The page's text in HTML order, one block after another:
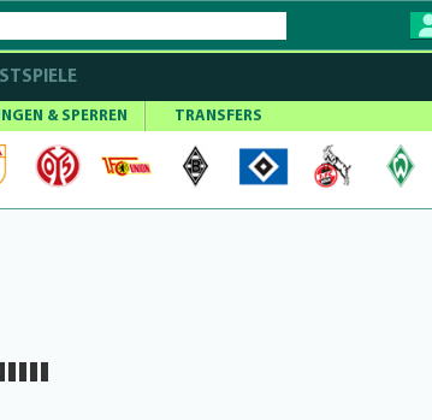
& SPERREN TRANSFERS